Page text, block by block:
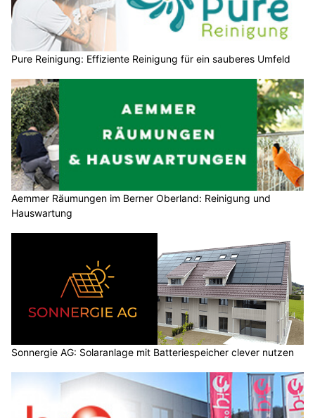
Pure Reinigung: Effiziente Reinigung für ein sauberes Umfeld
Aemmer Räumungen im Berner Oberland: Reinigung und
Hauswartung
Sonnergie AG: Solaranlage mit Batteriespeicher clever nutzen